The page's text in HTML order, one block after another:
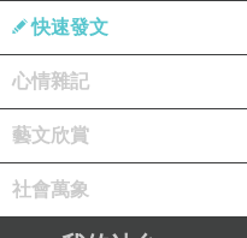
在等待餐點送上來的同時，因
暖爐家族興致一來便拿著我的
快速發文
心情雜記
藝文欣賞
社會萬象